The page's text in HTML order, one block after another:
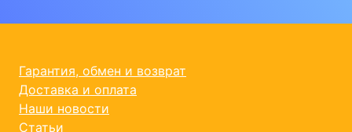
Гарантия, обмен и возврат
Доставка и оплата
Наши новости
Статьи